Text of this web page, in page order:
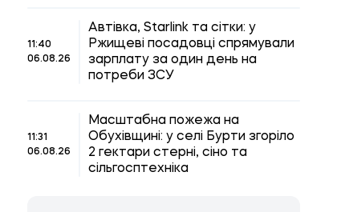
11:40
06.08.26
Автівка, Starlink та сітки: у
Ржищеві посадовці спрямували
зарплату за один день на
потреби ЗСУ
11:31
06.08.26
Масштабна пожежа на
Обухівщині: у селі Бурти згоріло
2 гектари стерні, сіно та
сільгосптехніка